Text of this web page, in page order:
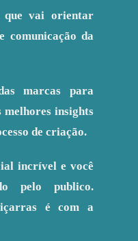
que vai orientar
comunicação da
marcas para
melhores insights
de criação.
incrível e você
pelo publico.
é com a